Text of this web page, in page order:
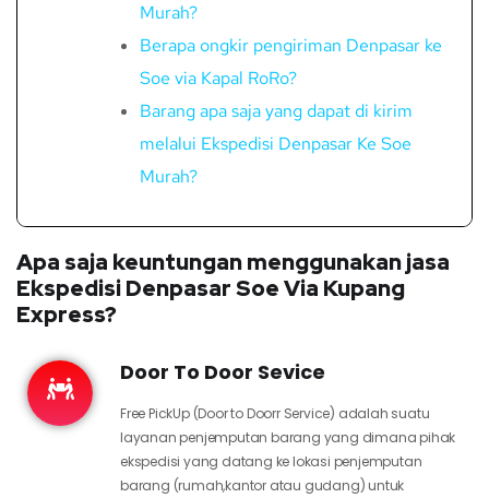
Murah?
Berapa ongkir pengiriman Denpasar ke
Soe via Kapal RoRo?
Barang apa saja yang dapat di kirim
melalui Ekspedisi Denpasar Ke Soe
Murah?
Apa saja keuntungan menggunakan jasa
Ekspedisi Denpasar Soe Via Kupang
Express?
Door To Door Sevice
Free PickUp (Door to Doorr Service) adalah suatu
layanan penjemputan barang yang dimana pihak
ekspedisi yang datang ke lokasi penjemputan
barang (rumah,kantor atau gudang) untuk